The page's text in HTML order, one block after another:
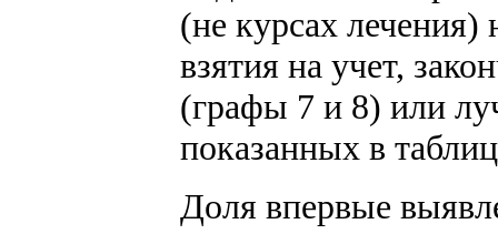
(не курсах лечения)
взятия на учет,
(графы 7 и 8) или
показанных в
Доля впервые